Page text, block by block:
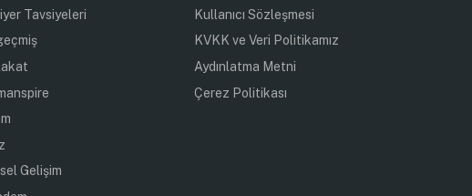
Tavsiyeleri
Gelişim
Kullanıcı Sözleşmesi
KVKK ve Veri Politikamız
Aydınlatma Metni
Çerez Politikası